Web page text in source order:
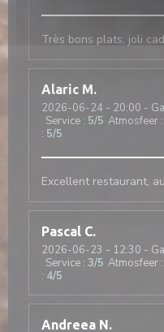
Très bons plats, joli
Alaric M
2026-06-24 - 20:00 -
Service : 5/5 Atmosfeer :
: 5/5
Excellent restaurant,
Pascal C
2026-06-23 - 12:30 -
Service : 3/5 Atmosfeer :
: 4/5
Andreea N